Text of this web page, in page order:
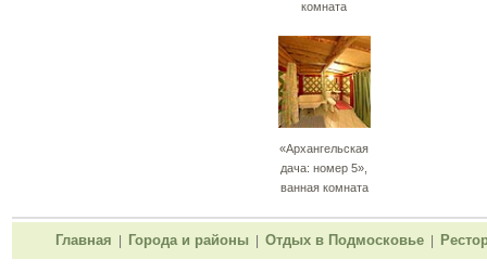
комната
«Архангельская
дача: номер 5»,
ванная комната
Главная Города и районы Отдых в Подмосковье